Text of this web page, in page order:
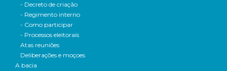
- Decreto de criação
- Regimento interno
- Como participar
- Processos eleitorais
Atas reuniões
Deliberações e moçoes
A bacia